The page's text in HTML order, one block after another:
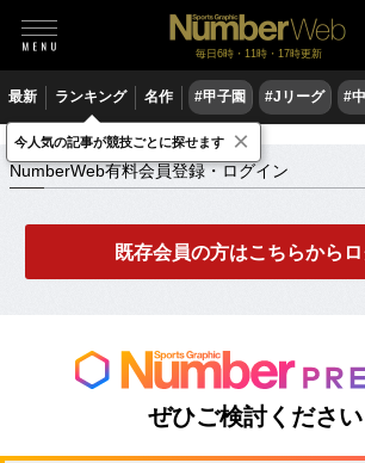
毎日6時・11時・17時更新
最新 ランキング 名作 #甲子園 #Jリーグ #
NumberWeb有料会員登録・ログイン
NumberWeb有料会員登録・ログイン
既存会員の方はこちらから
ぜひご検討ください
今人気の記事が競技ごとに探せます ×